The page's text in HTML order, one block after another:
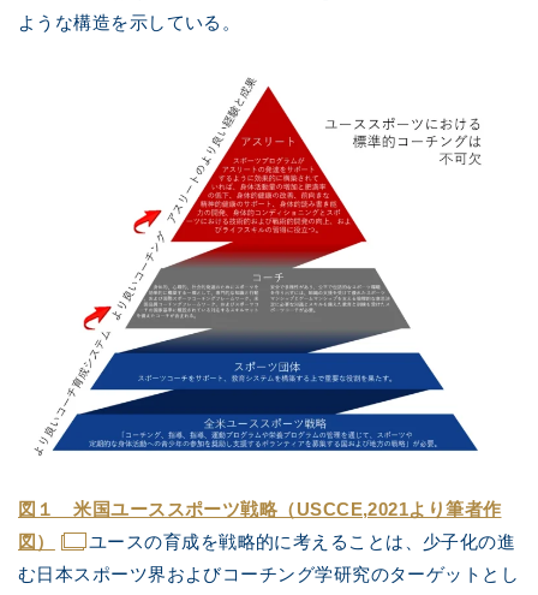
ような構造を示している。
図１ 米国ユーススポーツ戦略（USCCE,2021より筆者作
図）
ユースの育成を戦略的に考えることは、少子化の進
む日本スポーツ界およびコーチング学研究のターゲットとし